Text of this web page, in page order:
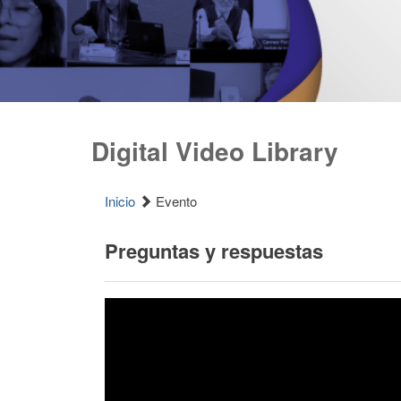
Digital Video Library
Inicio Evento
Preguntas y respuestas